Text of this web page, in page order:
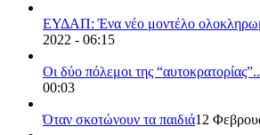
ΕΥΔΑΠ: Ένα νέο μοντέλο
2022 - 06:15
Οι δύο πόλεμοι της
00:03
Όταν σκοτώνουν τα παιδιά12